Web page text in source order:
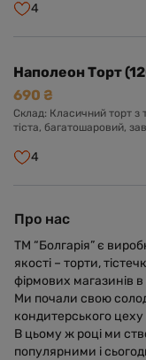
вершковим кремом та
4
Наполеон Торт
690 ₴
Склад: Класичний торт з
тіста, багатошаровий,
4
Про нас
ТМ “Болгарія” є
якості – торти,
фірмових магазинів
Ми почали свою
кондитерського
В цьому ж році ми
популярними і